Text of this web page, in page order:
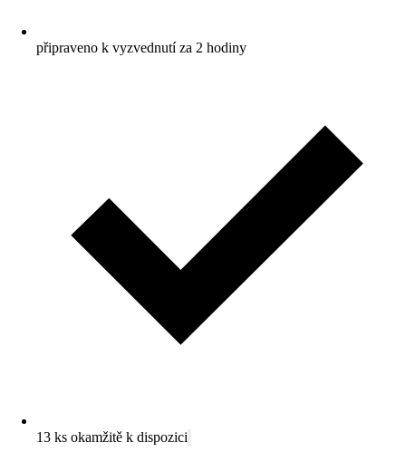
připraveno k vyzvednutí za 2 hodiny
13 ks okamžitě k dispozici